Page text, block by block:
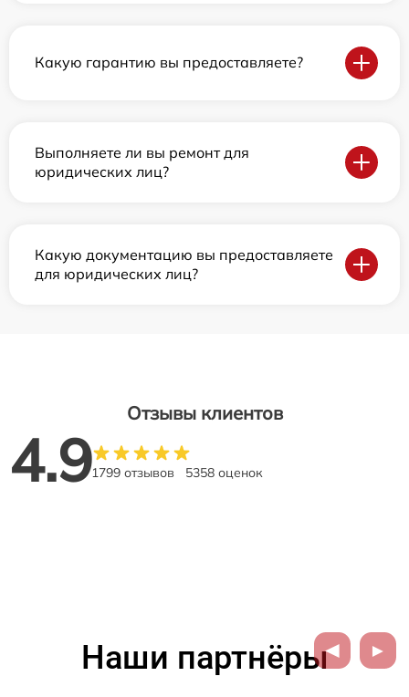
Какую гарантию вы предоставляете?
Выполняете ли вы ремонт для
юридических лиц?
Какую документацию вы предоставляете
для юридических лиц?
Отзывы клиентов
4.91799 отзывов 5358 оценок
Наши партнёры